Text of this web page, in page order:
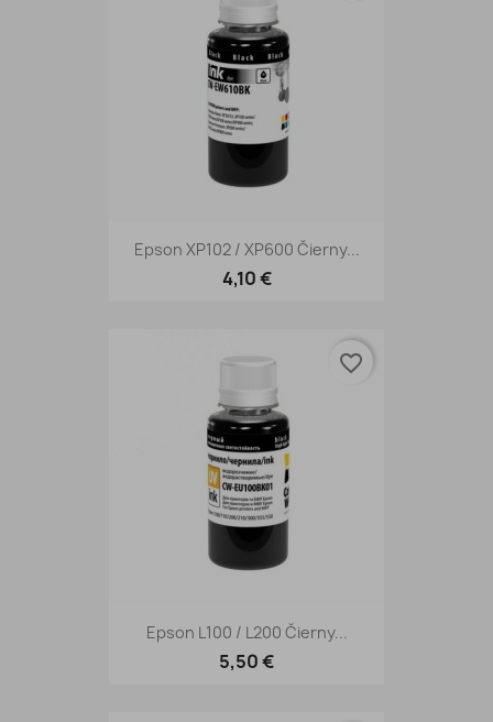
Epson XP102 / XP600 Čierny...
4,10 €
Epson L100 / L200 Čierny...
5,50 €
favorite_border